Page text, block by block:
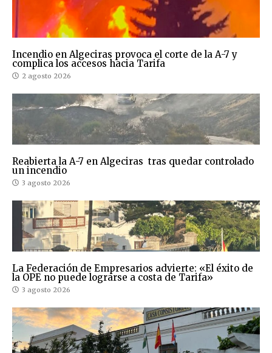
Incendio en Algeciras provoca el corte de la A-7 y
complica los accesos hacia Tarifa
2 agosto 2026
Reabierta la A-7 en Algeciras tras quedar controlado
un incendio
3 agosto 2026
La Federación de Empresarios advierte: «El éxito de
la OPE no puede lograrse a costa de Tarifa»
3 agosto 2026